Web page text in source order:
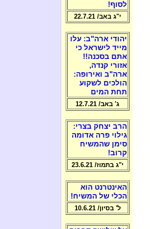
לסוף!
י"ג באב/ 22.7.21
יהודי ארה"ב: עלו
מייד לישראל כי
אתם בסכנה!!
אזורי קנדה,
ארה"ב ואירופה:
הולכים לשקוע
תחת המים
ג' באב/ 12.7.21
הרב יצחק בצרי:
גילוי פרה אדומה
סימן שהמשיח
קרוב!
י"ג בתמוז/ 23.6.21
האינטרנט הוא
הכלי של המשיח!
ל' בסיון/ 10.6.21